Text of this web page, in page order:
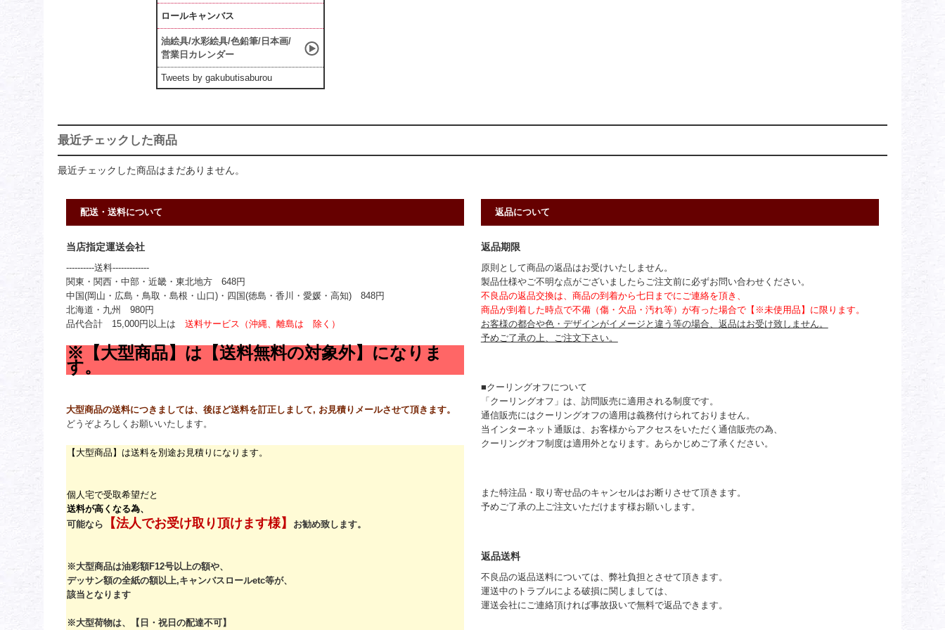
ロールキャンバス
油絵具/水彩絵具/色鉛筆/日本画/
営業日カレンダー
Tweets by gakubutisaburou
最近チェックした商品
最近チェックした商品はまだありません。
配送・送料について
当店指定運送会社
----------送料-------------
関東・関西・中部・近畿・東北地方 648円
中国(岡山・広島・鳥取・島根・山口)・四国(徳島・香川・愛媛・高知) 848円
北海道・九州 980円
品代合計 15,000円以上は 送料サービス（沖縄、離島は 除く）
※【大型商品】は【送料無料の対象外】になりま
す。
大型商品の送料につきましては、後ほど送料を訂正しまして, お見積りメールさせて頂きます。
どうぞよろしくお願いいたします。
【大型商品】は送料を別途お見積りになります。
個人宅で受取希望だと
送料が高くなる為、
可能なら
【法人でお受け取り頂けます様】 お勧め致します。
※大型商品は油彩額F12号以上の額や、
デッサン額の全紙の額以上,キャンバスロールetc等が、
該当となります
※大型荷物は、【日・祝日の配達不可】
返品について
返品期限
原則として商品の返品はお受けいたしません。
製品仕様やご不明な点がございましたらご注文前に必ずお問い合わせください。
不良品の返品交換は、商品の到着から七日までにご連絡を頂き、
商品が到着した時点で不備（傷・欠品・汚れ等）が有った場合で【※未使用品】に限ります。
お客様の都合や色・デザインがイメージと違う等の場合、返品はお受け致しません。
予めご了承の上、ご注文下さい。
■クーリングオフについて
「クーリングオフ」は、訪問販売に適用される制度です。
通信販売にはクーリングオフの適用は義務付けられておりません。
当インターネット通販は、お客様からアクセスをいただく通信販売の為、
クーリングオフ制度は適用外となります。あらかじめご了承ください。
また特注品・取り寄せ品のキャンセルはお断りさせて頂きます。
予めご了承の上ご注文いただけます様お願いします。
返品送料
不良品の返品送料については、弊社負担とさせて頂きます。
運送中のトラブルによる破損に関しましては、
運送会社にご連絡頂ければ事故扱いで無料で返品できます。